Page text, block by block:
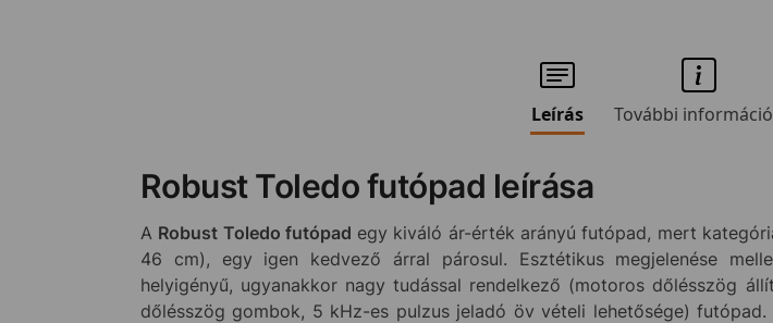
Leírás További
Robust Toledo futópad leírása
A Robust Toledo futópad egy kiváló ár-érték arányú futópad, mert
46 cm), egy igen kedvező árral párosul. Esztétikus megjelenése
helyigényű, ugyanakkor nagy tudással rendelkező (motoros dőlésszög
dőlésszög gombok, 5 kHz-es pulzus jeladó öv vételi lehetősége)